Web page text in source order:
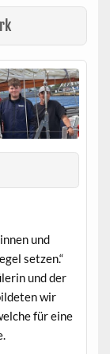
und
setzen.“
und der
wir
für eine